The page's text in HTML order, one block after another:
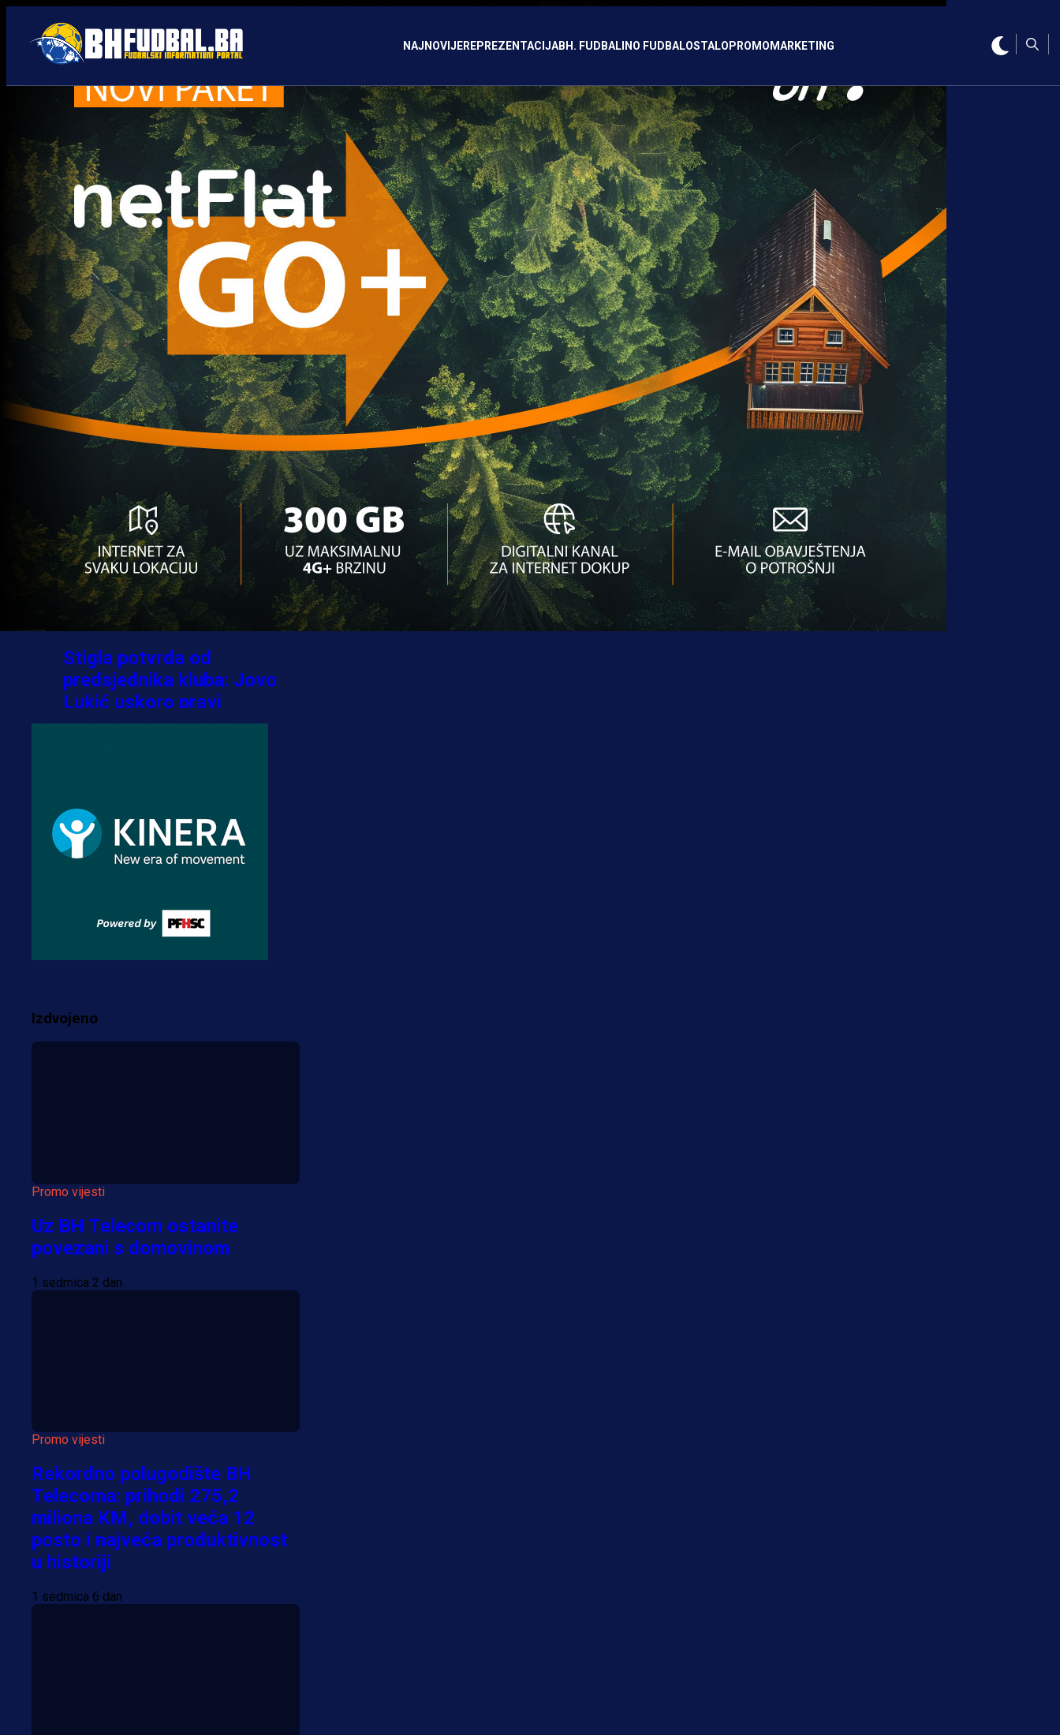
NAJNOVIJEREPREZENTACIJABH. FUDBALINO FUDBALOSTALO PROMO MARKETING
Anel Radmilović
Trenutno nema novosti za navedeni tag.
Najčitanije Najnovije
A Selekcija
Sve je gotovo: Edin Džeko
donio odluku, evo gdje
nastavlja karijeru!
2 sedmica 6 h
A Selekcija
Ovo niko nije očekivao:
Nikola Vasilj iznenadio
izborom novog kluba!
A Selekcija
Jovo Lukić ima novi klub:
Trener Cluja praktično
potvrdio veliki transfer!
5 dan 17 h
A Selekcija
Stigla potvrda od
predsjednika kluba: Jovo
Lukić uskoro pravi
transfer!?
Zmajevi dobili veliko
pojačanje: Fudbaler
Olympiacosa želi obući
Premijer liga BiH
Misimović priveden: SIPA
Borac!
Izdvojeno
Promo vijesti
Uz BH Telecom ostanite
povezani s domovinom
1 sedmica 2 dan
Promo vijesti
Rekordno polugodište BH
Telecoma: prihodi 275,2
miliona KM, dobit veća 12
posto i najveća produktivnost
u historiji
1 sedmica 6 dan